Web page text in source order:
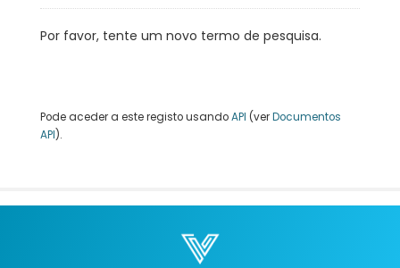
Por favor, tente um novo termo de pesquisa.
Pode aceder a este registo usandoAPI (verDocumentos
API).